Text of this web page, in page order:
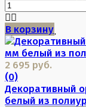
В корзину
2 695 руб.
(0)
Декоративный
белый из